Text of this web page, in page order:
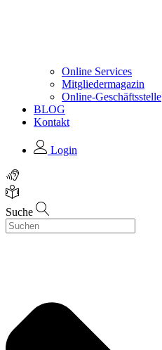
Online Services
Mitgliedermagazin
Online-Geschäftsstelle
BLOG
Kontakt
Login
Suche